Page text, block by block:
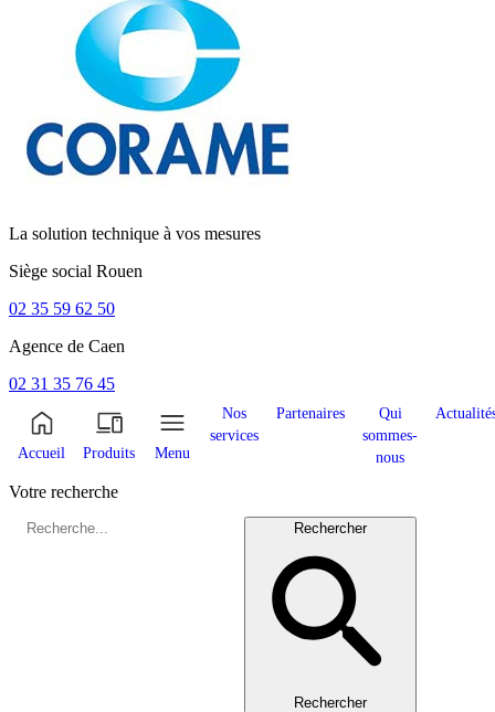
La solution technique à vos mesures
Siège social Rouen
02 35 59 62 50
Agence de Caen
02 31 35 76 45
Accueil Produits Menu
Nos
services
Partenaires
Qui
sommes-
nous
Votre recherche
Rechercher
Rechercher